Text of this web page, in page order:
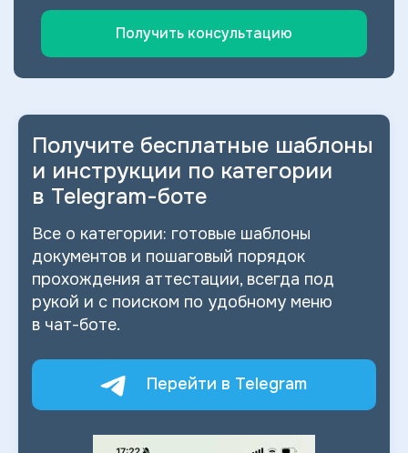
Получить консультацию
Получите бесплатные шаблоны
и инструкции по категории
в Telegram-боте
Все о категории: готовые шаблоны
документов и пошаговый порядок
прохождения аттестации, всегда под
рукой и с поиском по удобному меню
в чат-боте.
Перейти в Telegram